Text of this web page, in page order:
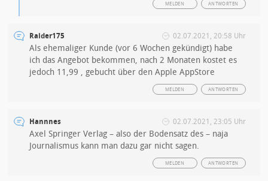
ANTWORTEN
MELDEN
Raider175 02.07.2021, 20:58 Uhr
Als ehemaliger Kunde (vor 6 Wochen gekündigt) habe
ich das Angebot bekommen, nach 2 Monaten kostet es
jedoch 11,99 , gebucht über den Apple AppStore
ANTWORTEN
MELDEN
Hannnes 02.07.2021, 23:05 Uhr
Axel Springer Verlag – also der Bodensatz des – naja
Journalismus kann man dazu gar nicht sagen.
ANTWORTEN
MELDEN